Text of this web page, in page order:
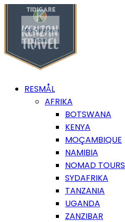
RESMÅL
AFRIKA
BOTSWANA
KENYA
MOÇAMBIQUE
NAMIBIA
NOMAD TOURS
SYDAFRIKA
TANZANIA
UGANDA
ZANZIBAR